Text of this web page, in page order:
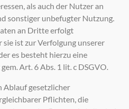
als auch der Nutzer an
sonstiger unbefugter Nutzung.
an Dritte erfolgt
ist zur Verfolgung unserer
es besteht hierzu eine
Art. 6 Abs. 1 lit. c DSGVO.
Ablauf gesetzlicher
Pflichten, die